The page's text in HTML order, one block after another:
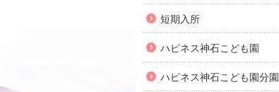
短期入所
ハピネス神石こども園
ハピネス神石こども園分園